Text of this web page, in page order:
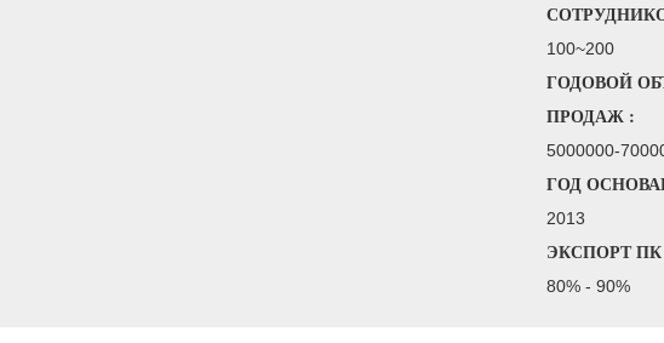
100~200
ГОДОВОЙ
ПРОДАЖ :
5000000-
ГОД
2013
ЭКСПОРТ ПК
80% - 90%